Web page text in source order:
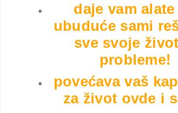
daje vam
ubuduće sami
sve svoje
probleme!
povećava vaš
za život ovde i